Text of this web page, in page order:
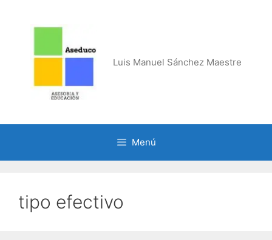
Luis Manuel Sánchez Maestre
Menú
tipo efectivo